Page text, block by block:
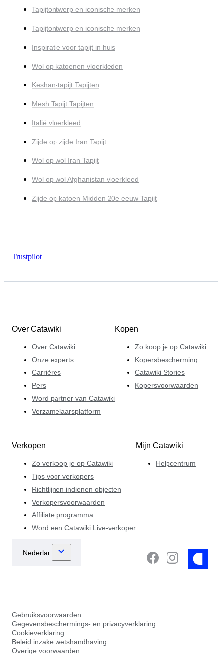
Tapijtontwerp en iconische merken
Tapijtontwerp en iconische merken
Inspiratie voor tapijt in huis
Wol op katoenen vloerkleden
Keshan-tapijt Tapijten
Mesh Tapijt Tapijten
Italië vloerkleed
Zijde op zijde Iran Tapijt
Wol op wol Iran Tapijt
Wol op wol Afghanistan vloerkleed
Zijde op katoen Midden 20e eeuw Tapijt
Trustpilot
Over Catawiki
Over Catawiki
Onze experts
Carrières
Pers
Word partner van Catawiki
Verzamelaarsplatform
Kopen
Zo koop je op Catawiki
Kopersbescherming
Catawiki Stories
Kopersvoorwaarden
Verkopen
Zo verkoop je op Catawiki
Tips voor verkopers
Richtlijnen indienen objecten
Verkopersvoorwaarden
Affiliate programma
Word een Catawiki Live-verkoper
Mijn Catawiki
Helpcentrum
Gebruiksvoorwaarden
Gegevensbeschermings- en privacyverklaring
Cookieverklaring
Beleid inzake wetshandhaving
Overige voorwaarden